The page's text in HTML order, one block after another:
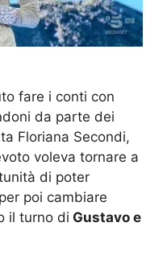
fare i conti con
da parte dei
Floriana Secondi,
voleva tornare a
di poter
poi cambiare
il turno di Gustavo e